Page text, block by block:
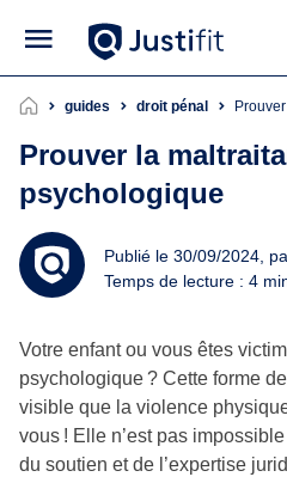
guides droit pénal
Prouver la
psychologique
Publié le 30/09/2024,
Temps de lecture : 4
Votre enfant ou vous êtes
psychologique ? Cette forme
visible que la violence
vous ! Elle n’est pas
du soutien et de l’expertise